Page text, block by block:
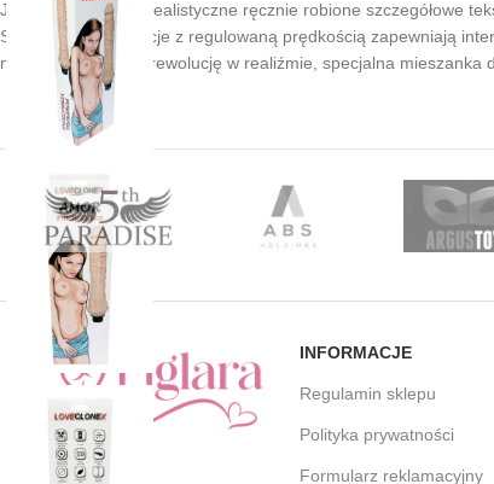
Jego wygląd i ultra realistyczne ręcznie robione szczegółowe
Super mocne wibracje z regulowaną prędkością zapewniają
naprawdę oznacza rewolucję w realiźmie, specjalna mieszanka
INFORMACJE
Regulamin sklepu
Polityka prywatności
Formularz reklamacyjny